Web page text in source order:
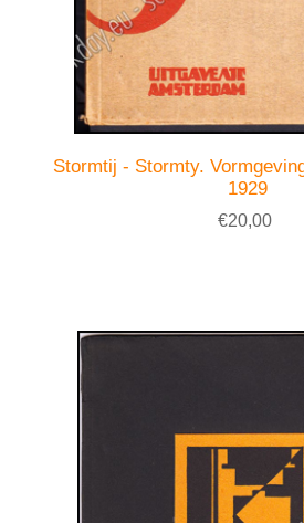
Stormtij - Stormty.
1929
€20,00